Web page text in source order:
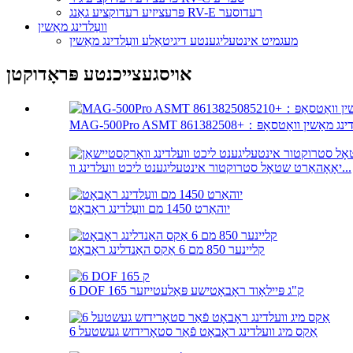
פּרעציזיע רעדוקציע גאַנג RV-E רעדוסער
וועַלדינג מאַשין
מעגמיט אינטעליגענטע דיגיטאַלע וועַלדינג מאַשין
אויסגעצייכנטע פּראָדוקטן
יאָאָהאַרט שטאָל סטרוקטור אינטעליגענט ליכט וועלדינג וו...
יוהאַרט 1450 מם וועַלדינג ראָבאָט
קליינער 850 מם 6 אַקס האַנדלינג ראָבאָט
6 DOF 165 ק"ג פּיילאָוד ראָבאָטישע פּאַלעטייזער
6 אַקס מיג וועלדינג ראָבאָט פֿאַר סטאָרידזש געשטעל